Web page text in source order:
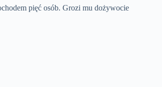
pięć osób. Grozi mu dożywocie